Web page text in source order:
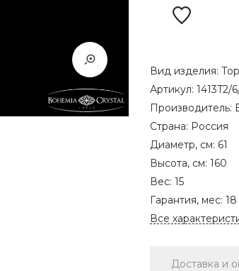
Вид изделия:
Артикул: 1413T2/
Производитель:
Страна: Россия
Диаметр, см: 61
Высота, см: 160
Вес: 15
Гарантия, мес: 18
Все
Доставка и